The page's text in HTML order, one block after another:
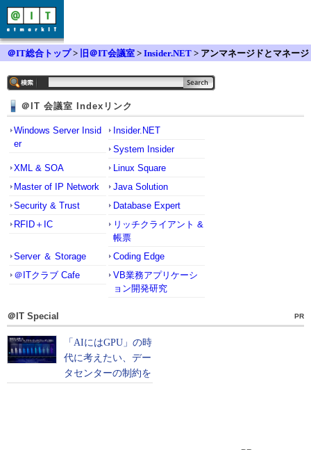
＠IT総合トップ> 旧＠IT会議室 > Insider.NET > アンマネージドとマネージ
＠IT 会議室 Indexリンク
Windows Server Insid
er
Insider.NET
System Insider
XML & SOA
Linux Square
Master of IP Network
Java Solution
Security & Trust
Database Expert
RFID＋IC
リッチクライアント &
帳票
Server ＆ Storage
Coding Edge
＠ITクラブ Cafe
VB業務アプリケーシ
ョン開発研究
＠IT Special PR